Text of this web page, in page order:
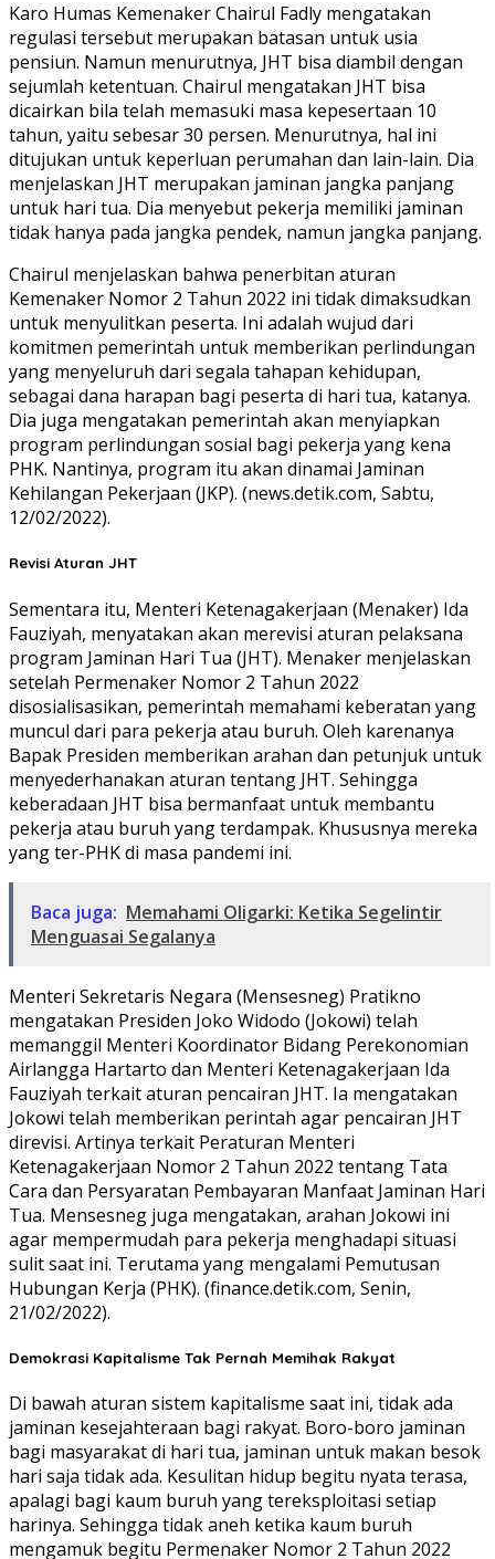
Karo Humas Kemenaker Chairul Fadly mengatakan
regulasi tersebut merupakan batasan untuk usia
pensiun. Namun menurutnya, JHT bisa diambil dengan
sejumlah ketentuan. Chairul mengatakan JHT bisa
dicairkan bila telah memasuki masa kepesertaan 10
tahun, yaitu sebesar 30 persen. Menurutnya, hal ini
ditujukan untuk keperluan perumahan dan lain-lain. Dia
menjelaskan JHT merupakan jaminan jangka panjang
untuk hari tua. Dia menyebut pekerja memiliki jaminan
tidak hanya pada jangka pendek, namun jangka panjang.
Chairul menjelaskan bahwa penerbitan aturan
Kemenaker Nomor 2 Tahun 2022 ini tidak dimaksudkan
untuk menyulitkan peserta. Ini adalah wujud dari
komitmen pemerintah untuk memberikan perlindungan
yang menyeluruh dari segala tahapan kehidupan,
sebagai dana harapan bagi peserta di hari tua, katanya.
Dia juga mengatakan pemerintah akan menyiapkan
program perlindungan sosial bagi pekerja yang kena
PHK. Nantinya, program itu akan dinamai Jaminan
Kehilangan Pekerjaan (JKP). (news.detik.com, Sabtu,
12/02/2022).
Revisi Aturan JHT
Sementara itu, Menteri Ketenagakerjaan (Menaker) Ida
Fauziyah, menyatakan akan merevisi aturan pelaksana
program Jaminan Hari Tua (JHT). Menaker menjelaskan
setelah Permenaker Nomor 2 Tahun 2022
disosialisasikan, pemerintah memahami keberatan yang
muncul dari para pekerja atau buruh. Oleh karenanya
Bapak Presiden memberikan arahan dan petunjuk untuk
menyederhanakan aturan tentang JHT. Sehingga
keberadaan JHT bisa bermanfaat untuk membantu
pekerja atau buruh yang terdampak. Khususnya mereka
yang ter-PHK di masa pandemi ini.
Baca juga: Memahami Oligarki: Ketika Segelintir
Menguasai Segalanya
Menteri Sekretaris Negara (Mensesneg) Pratikno
mengatakan Presiden Joko Widodo (Jokowi) telah
memanggil Menteri Koordinator Bidang Perekonomian
Airlangga Hartarto dan Menteri Ketenagakerjaan Ida
Fauziyah terkait aturan pencairan JHT. Ia mengatakan
Jokowi telah memberikan perintah agar pencairan JHT
direvisi. Artinya terkait Peraturan Menteri
Ketenagakerjaan Nomor 2 Tahun 2022 tentang Tata
Cara dan Persyaratan Pembayaran Manfaat Jaminan Hari
Tua. Mensesneg juga mengatakan, arahan Jokowi ini
agar mempermudah para pekerja menghadapi situasi
sulit saat ini. Terutama yang mengalami Pemutusan
Hubungan Kerja (PHK). (finance.detik.com, Senin,
21/02/2022).
Demokrasi Kapitalisme Tak Pernah Memihak Rakyat
Di bawah aturan sistem kapitalisme saat ini, tidak ada
jaminan kesejahteraan bagi rakyat. Boro-boro jaminan
bagi masyarakat di hari tua, jaminan untuk makan besok
hari saja tidak ada. Kesulitan hidup begitu nyata terasa,
apalagi bagi kaum buruh yang tereksploitasi setiap
harinya. Sehingga tidak aneh ketika kaum buruh
mengamuk begitu Permenaker Nomor 2 Tahun 2022